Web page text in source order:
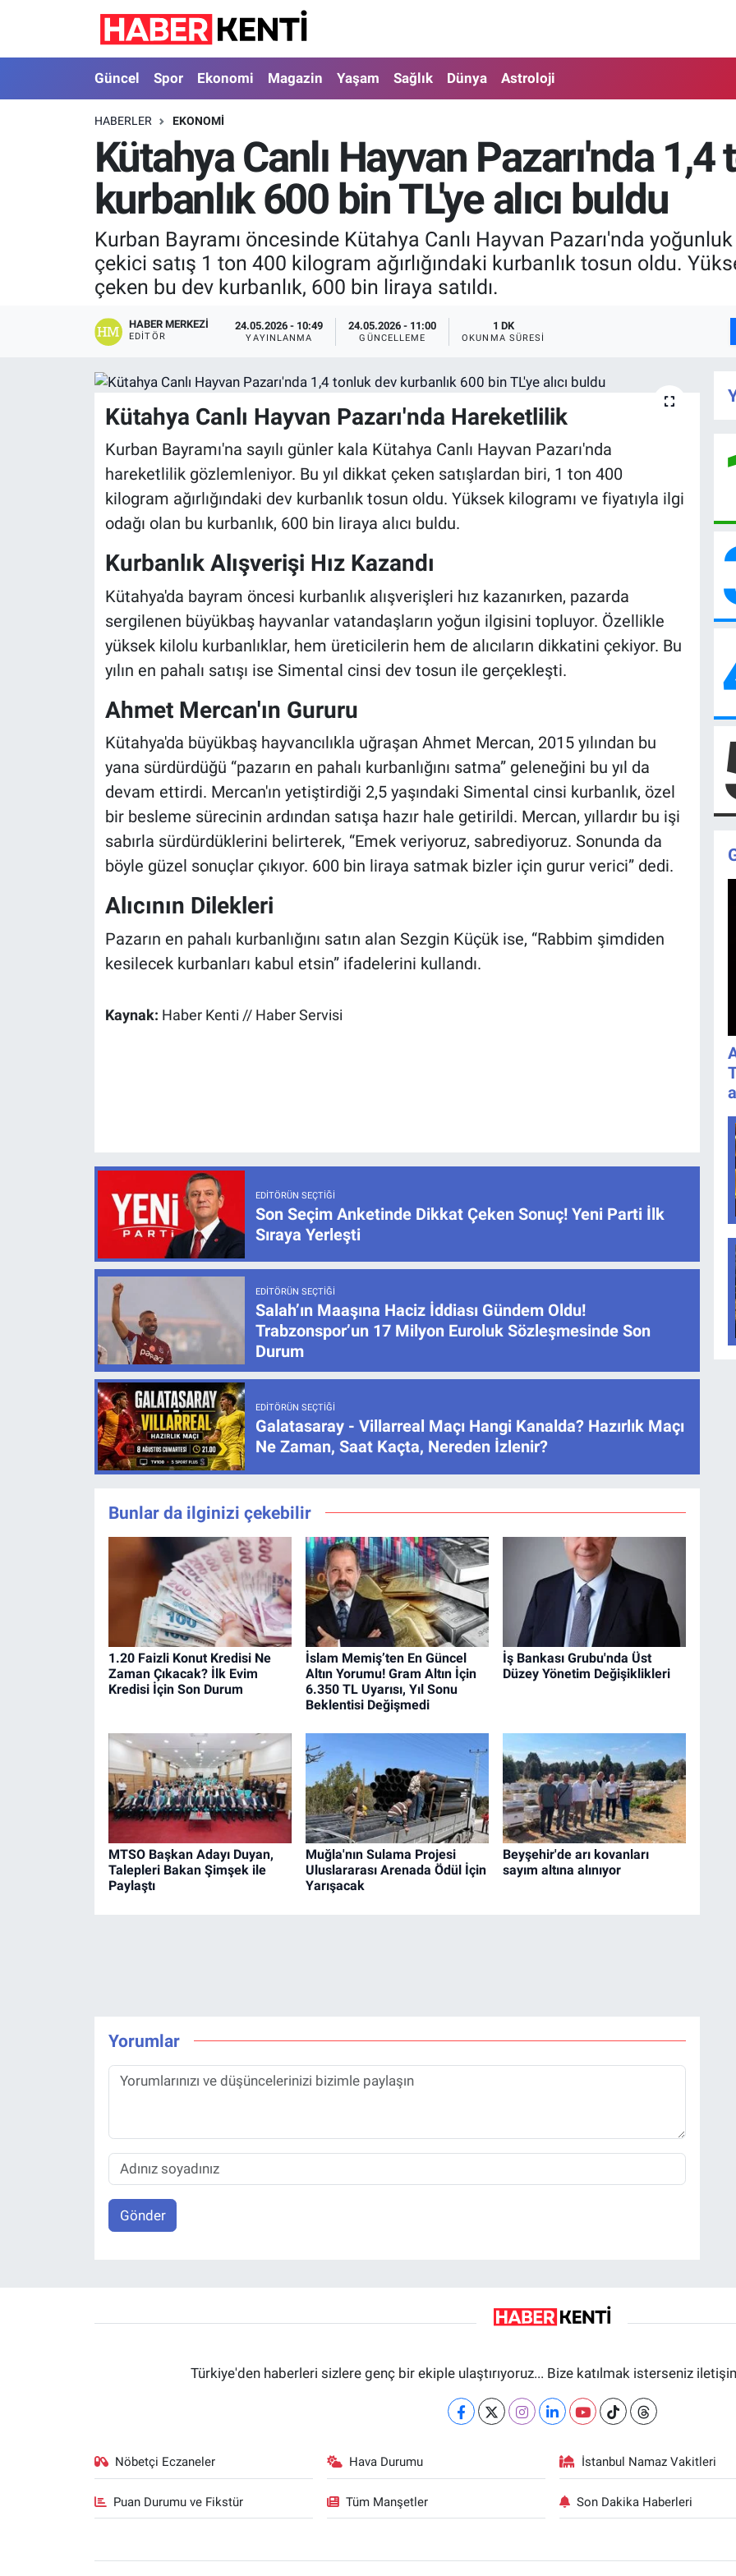
Güncel Spor Ekonomi Magazin Yaşam Sağlık Dünya Astroloji
HABERLER EKONOMI
Kütahya Canlı Hayvan Pazarı'nda
kurbanlık 600 bin TL'ye alıcı buldu
Kurban Bayramı öncesinde Kütahya Canlı Hayvan Pazarı'nda
çekici satış 1 ton 400 kilogram ağırlığındaki kurbanlık tosun oldu.
çeken bu dev kurbanlık, 600 bin liraya satıldı.
HABER MERKEZI
EDITÖR
24.05.2026 - 10:49
YAYINLANMA
24.05.2026 - 11:00
GÜNCELLEME
1 DK
OKUNMA SÜRESI
Kütahya Canlı Hayvan Pazarı'nda Hareketlilik
Kurban Bayramı'na sayılı günler kala Kütahya Canlı Hayvan Pazarı'nda
hareketlilik gözlemleniyor. Bu yıl dikkat çeken satışlardan biri, 1 ton 400
kilogram ağırlığındaki dev kurbanlık tosun oldu. Yüksek kilogramı ve fiyatıyla ilgi
odağı olan bu kurbanlık, 600 bin liraya alıcı buldu.
Kurbanlık Alışverişi Hız Kazandı
Kütahya'da bayram öncesi kurbanlık alışverişleri hız kazanırken, pazarda
sergilenen büyükbaş hayvanlar vatandaşların yoğun ilgisini topluyor. Özellikle
yüksek kilolu kurbanlıklar, hem üreticilerin hem de alıcıların dikkatini çekiyor. Bu
yılın en pahalı satışı ise Simental cinsi dev tosun ile gerçekleşti.
Ahmet Mercan'ın Gururu
Kütahya'da büyükbaş hayvancılıkla uğraşan Ahmet Mercan, 2015 yılından bu
yana sürdürdüğü “pazarın en pahalı kurbanlığını satma” geleneğini bu yıl da
devam ettirdi. Mercan'ın yetiştirdiği 2,5 yaşındaki Simental cinsi kurbanlık, özel
bir besleme sürecinin ardından satışa hazır hale getirildi. Mercan, yıllardır bu işi
sabırla sürdürdüklerini belirterek, “Emek veriyoruz, sabrediyoruz. Sonunda da
böyle güzel sonuçlar çıkıyor. 600 bin liraya satmak bizler için gurur verici” dedi.
Alıcının Dilekleri
Pazarın en pahalı kurbanlığını satın alan Sezgin Küçük ise, “Rabbim şimdiden
kesilecek kurbanları kabul etsin” ifadelerini kullandı.
Kaynak: Haber Kenti // Haber Servisi
EDITÖRÜN SEÇTIĞI
Son Seçim Anketinde Dikkat Çeken Sonuç! Yeni Parti İlk
Sıraya Yerleşti
EDITÖRÜN SEÇTIĞI
Salah’ın Maaşına Haciz İddiası Gündem Oldu!
Trabzonspor’un 17 Milyon Euroluk Sözleşmesinde Son
Durum
EDITÖRÜN SEÇTIĞI
Galatasaray - Villarreal Maçı Hangi Kanalda? Hazırlık Maçı
Ne Zaman, Saat Kaçta, Nereden İzlenir?
Bunlar da ilginizi çekebilir
1.20 Faizli Konut Kredisi Ne
Zaman Çıkacak? İlk Evim
Kredisi İçin Son Durum
İslam Memiş’ten En Güncel
Altın Yorumu! Gram Altın İçin
6.350 TL Uyarısı, Yıl Sonu
Beklentisi Değişmedi
İş Bankası Grubu'nda Üst
Düzey Yönetim Değişiklikleri
MTSO Başkan Adayı Duyan,
Talepleri Bakan Şimşek ile
Paylaştı
Muğla'nın Sulama Projesi
Uluslararası Arenada Ödül İçin
Yarışacak
Beyşehir'de arı kovanları
sayım altına alınıyor
Yorumlar
Gönder
Türkiye'den haberleri sizlere genç bir ekiple ulaştırıyoruz... Bize katılmak isterseniz
Nöbetçi Eczaneler Hava Durumu İstanbul Namaz Vakitleri
Puan Durumu ve Fikstür Tüm Manşetler Son Dakika Haberleri
Güncel
Spor
Ekonomi
Nöbetçi Eczaneler
Hava Durumu
İstanbul Namaz Vakitleri
Trafik Durumu
Süper Lig Puan Durumu ve Fikstür
Tüm Manşetler
Son Dakika Haberleri